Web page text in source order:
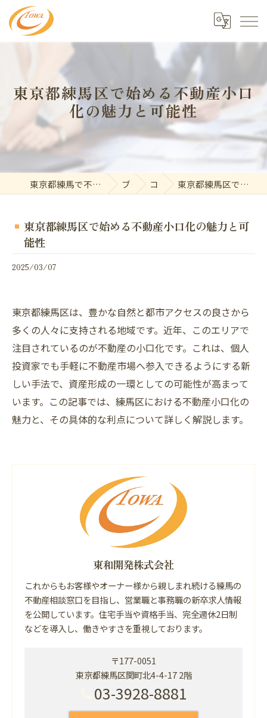
東京都練馬区で始める不動産小口
化の魅力と可能性
東京都練馬で不動産の求人なら東和開発株式会社 ブログ コラム 東京都練馬区で始める不動産小口化の魅力と可能性
東京都練馬区で始める不動産小口化の魅力と可
能性
2025/03/07
東京都練馬区は、豊かな自然と都市アクセスの良さから
多くの人々に支持される地域です。近年、このエリアで
注目されているのが不動産の小口化です。これは、個人
投資家でも手軽に不動産市場へ参入できるようにする新
しい手法で、資産形成の一環としての可能性が高まって
います。この記事では、練馬区における不動産小口化の
魅力と、その具体的な利点について詳しく解説します。
東和開発株式会社
これからもお客様やオーナー様から親しまれ続ける練馬の
不動産相談窓口を目指し、営業職と事務職の新卒求人情報
を公開しています。住宅手当や資格手当、完全週休2日制
などを導入し、働きやすさを重視しております。
〒177-0051
東京都練馬区関町北4-4-17 2階
03-3928-8881